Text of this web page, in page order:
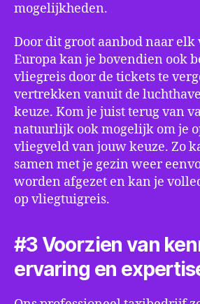
mogelijkheden.
Door dit groot aanbod naar
Europa kan je bovendien ook
vliegreis door de tickets te
vertrekken vanuit de
keuze. Kom je juist terug van
natuurlijk ook mogelijk om je
vliegveld van jouw keuze. Zo
samen met je gezin weer
worden afgezet en kan je
op vliegtuigreis.
#3 Voorzien van
ervaring en